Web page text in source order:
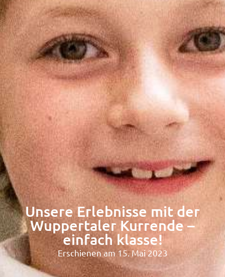
Unsere Erlebnisse mit der
Wuppertaler Kurrende –
einfach klasse!
Erschienen am 15. Mai 2023